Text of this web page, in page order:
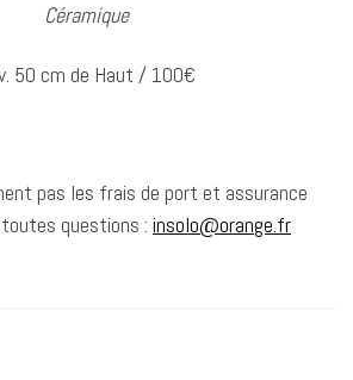
Céramique
50 cm de Haut / 100€
pas les frais de port et assurance
questions : insolo@orange.fr